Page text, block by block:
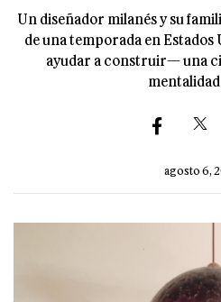
Un diseñador milanés y su
de una temporada en
ayudar a construir— una
agosto 6,